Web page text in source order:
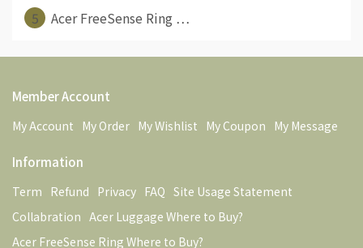
5
Acer FreeSense Ring ⋯
Member Account
My Account My Order My Wishlist My Coupon My Message
Information
Term Refund Privacy FAQ Site Usage Statement
Collabration Acer Luggage Where to Buy?
Acer FreeSense Ring Where to Buy?